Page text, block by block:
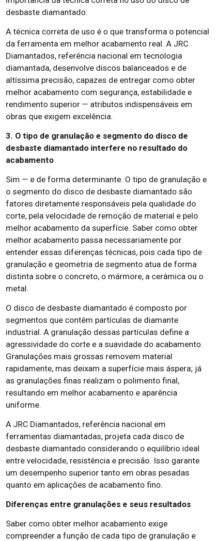
desbaste diamantado.
A técnica correta de uso é o que transforma o potencial
da ferramenta em melhor acabamento real. A JRC
Diamantados, referência nacional em tecnologia
diamantada, desenvolve discos balanceados e de
altíssima precisão, capazes de entregar como obter
melhor acabamento com segurança, estabilidade e
rendimento superior — atributos indispensáveis em
obras que exigem excelência.
3. O tipo de granulação e segmento do disco de
desbaste diamantado interfere no resultado do
acabamento
Sim — e de forma determinante. O tipo de granulação e
o segmento do disco de desbaste diamantado são
fatores diretamente responsáveis pela qualidade do
corte, pela velocidade de remoção de material e pelo
melhor acabamento da superfície. Saber como obter
melhor acabamento passa necessariamente por
entender essas diferenças técnicas, pois cada tipo de
granulação e geometria de segmento atua de forma
distinta sobre o concreto, o mármore, a cerâmica ou o
metal.
O disco de desbaste diamantado é composto por
segmentos que contêm partículas de diamante
industrial. A granulação dessas partículas define a
agressividade do corte e a suavidade do acabamento.
Granulações mais grossas removem material
rapidamente, mas deixam a superfície mais áspera; já
as granulações finas realizam o polimento final,
resultando em melhor acabamento e aparência
uniforme.
A JRC Diamantados, referência nacional em
ferramentas diamantadas, projeta cada disco de
desbaste diamantado considerando o equilíbrio ideal
entre velocidade, resistência e precisão. Isso garante
um desempenho superior tanto em obras pesadas
quanto em aplicações de acabamento fino.
Diferenças entre granulações e seus resultados
Saber como obter melhor acabamento exige
compreender a função de cada tipo de granulação e